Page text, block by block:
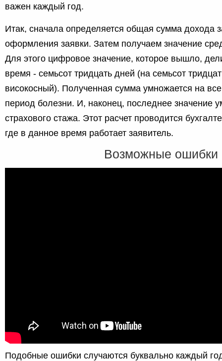
важен каждый год.
Итак, сначала определяется общая сумма дохода
оформления заявки. Затем получаем значение
Для этого цифровое значение, которое вышло,
время - семьсот тридцать дней (на семьсот
високосный). Полученная сумма умножается на
период болезни. И, наконец, последнее значение
страхового стажа. Этот расчет проводится
где в данное время работает заявитель.
Возможные ошибки
Подобные ошибки случаются буквально каждый